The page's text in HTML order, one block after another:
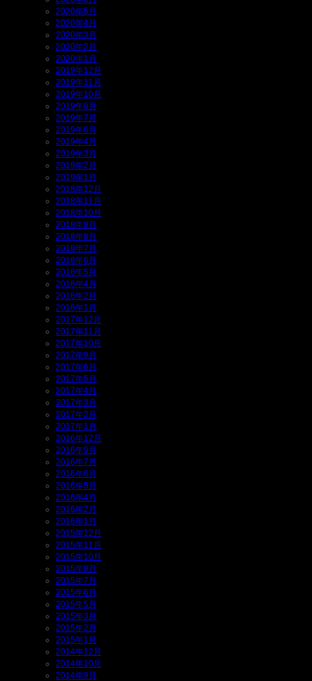
2020年5月
2020年4月
2020年3月
2020年2月
2020年1月
2019年12月
2019年11月
2019年10月
2019年8月
2019年7月
2019年6月
2019年4月
2019年3月
2019年2月
2019年1月
2018年12月
2018年11月
2018年10月
2018年9月
2018年8月
2018年7月
2018年6月
2018年5月
2018年4月
2018年2月
2018年1月
2017年12月
2017年11月
2017年10月
2017年9月
2017年6月
2017年5月
2017年4月
2017年3月
2017年2月
2017年1月
2016年12月
2016年9月
2016年7月
2016年6月
2016年5月
2016年4月
2016年2月
2016年1月
2015年12月
2015年11月
2015年10月
2015年9月
2015年7月
2015年6月
2015年5月
2015年3月
2015年2月
2015年1月
2014年12月
2014年10月
2014年9月